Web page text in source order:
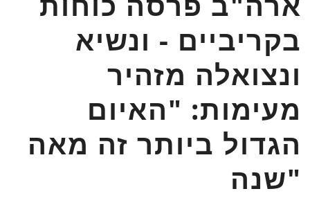
בקריביים - ונשיא
ונצואלה מזהיר
מעימות: "האיום
הגדול ביותר זה מאה
שנה"